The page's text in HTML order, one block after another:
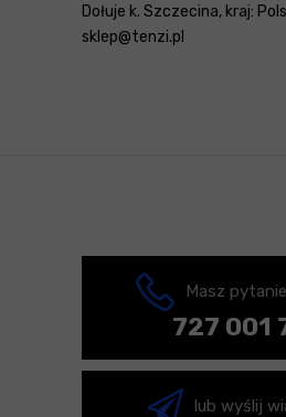
Dołuje k. Szczecina, kraj:
sklep@tenzi.pl
Masz
727 001
lub wyślij